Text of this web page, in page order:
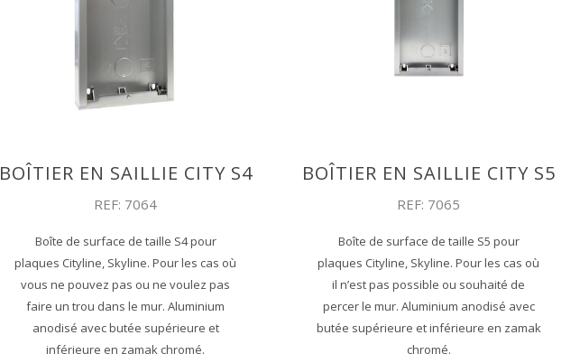
BOÎTIER EN SAILLIE CITY S4
REF: 7064
Boîte de surface de taille S4 pour
plaques Cityline, Skyline. Pour les cas où
vous ne pouvez pas ou ne voulez pas
faire un trou dans le mur. Aluminium
anodisé avec butée supérieure et
inférieure en zamak chromé.
BOÎTIER EN SAILLIE CITY S5
REF: 7065
Boîte de surface de taille S5 pour
plaques Cityline, Skyline. Pour les cas où
il n’est pas possible ou souhaité de
percer le mur. Aluminium anodisé avec
butée supérieure et inférieure en zamak
chromé.